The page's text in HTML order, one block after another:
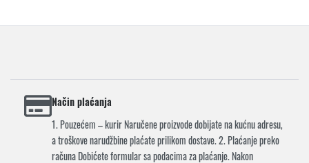
Način plaćanja
1. Pouzećem – kurir Naručene proizvode dobijate na kućnu adresu,
a troškove narudžbine plaćate prilikom dostave. 2. Plaćanje preko
računa Dobićete formular sa podacima za plaćanje. Nakon